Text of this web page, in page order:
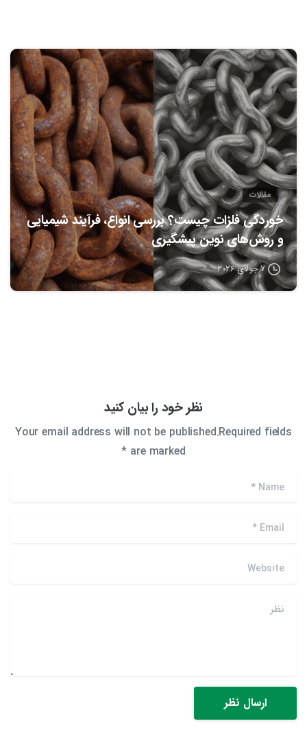
0
مقالات
خوردگی فلزات چیست؟ بررسی انواع، فرآیند شیمیایی
و روش‌های نوین پیشگیری
7 جولای 2026
نظر خود را بیان کنید
Your email address will not be published.Required fields
are marked *
Name
*
Email
*
Website
نظر